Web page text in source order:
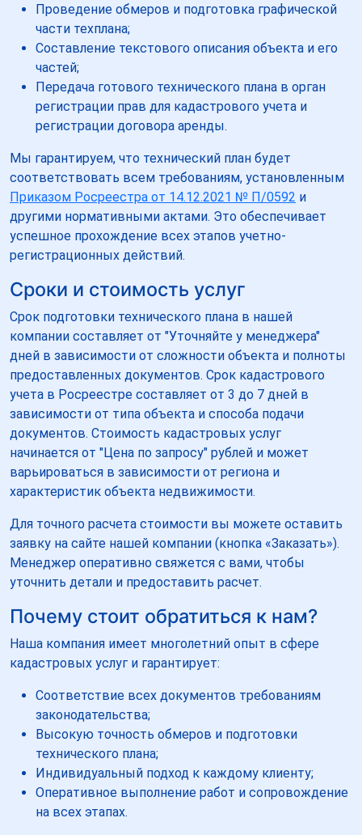
Проведение обмеров и подготовка графической
части техплана;
Составление текстового описания объекта и его
частей;
Передача готового технического плана в орган
регистрации прав для кадастрового учета и
регистрации договора аренды.
Мы гарантируем, что технический план будет
соответствовать всем требованиям, установленным
Приказом Росреестра от 14.12.2021 № П/0592 и
другими нормативными актами. Это обеспечивает
успешное прохождение всех этапов учетно-
регистрационных действий.
Сроки и стоимость услуг
Срок подготовки технического плана в нашей
компании составляет от "Уточняйте у менеджера"
дней в зависимости от сложности объекта и полноты
предоставленных документов. Срок кадастрового
учета в Росреестре составляет от 3 до 7 дней в
зависимости от типа объекта и способа подачи
документов. Стоимость кадастровых услуг
начинается от "Цена по запросу" рублей и может
варьироваться в зависимости от региона и
характеристик объекта недвижимости.
Для точного расчета стоимости вы можете оставить
заявку на сайте нашей компании (кнопка «Заказать»).
Менеджер оперативно свяжется с вами, чтобы
уточнить детали и предоставить расчет.
Почему стоит обратиться к нам?
Наша компания имеет многолетний опыт в сфере
кадастровых услуг и гарантирует:
Соответствие всех документов требованиям
законодательства;
Высокую точность обмеров и подготовки
технического плана;
Индивидуальный подход к каждому клиенту;
Оперативное выполнение работ и сопровождение
на всех этапах.